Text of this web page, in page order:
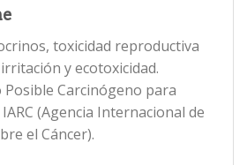
toxicidad reproductiva
y ecotoxicidad.
Posible Carcinógeno para
(Agencia Internacional de
el Cáncer).